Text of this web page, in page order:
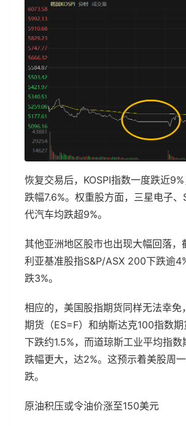
恢复交易后，KOSPI指数一度跌近9%
跌幅7.6%。权重股方面，三星电子
代汽车均跌超9%。
其他亚洲地区股市也出现大幅回落，
利亚基准股指S&P/ASX 200下跌逾
跌3%。
相应的，美国股指期货同样无法幸
期货（ES=F）和纳斯达克100指数
下跌约1.5%，而道琼斯工业平均指数
跌幅更大，达2%。这预示着美股周
跌。
原油积压或令油价涨至150美元